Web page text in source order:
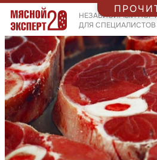
НЕЗАВИСИМЫЙ
ДЛЯ